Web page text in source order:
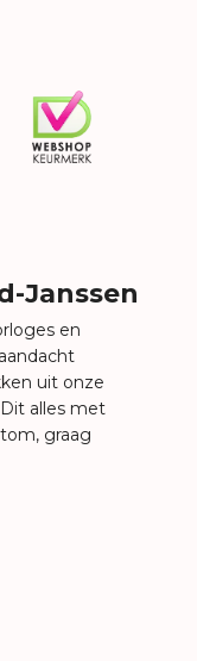
Janssen
en
uit onze
alles met
graag